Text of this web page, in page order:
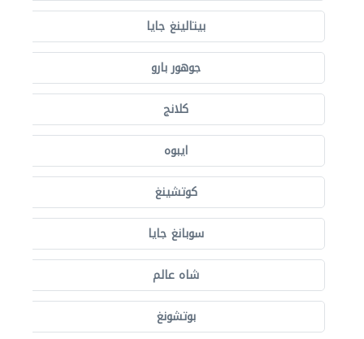
بيتالينغ جايا
جوهور بارو
كلانج
ايبوه
كوتشينغ
سوبانغ جايا
شاه عالم
بوتشونغ